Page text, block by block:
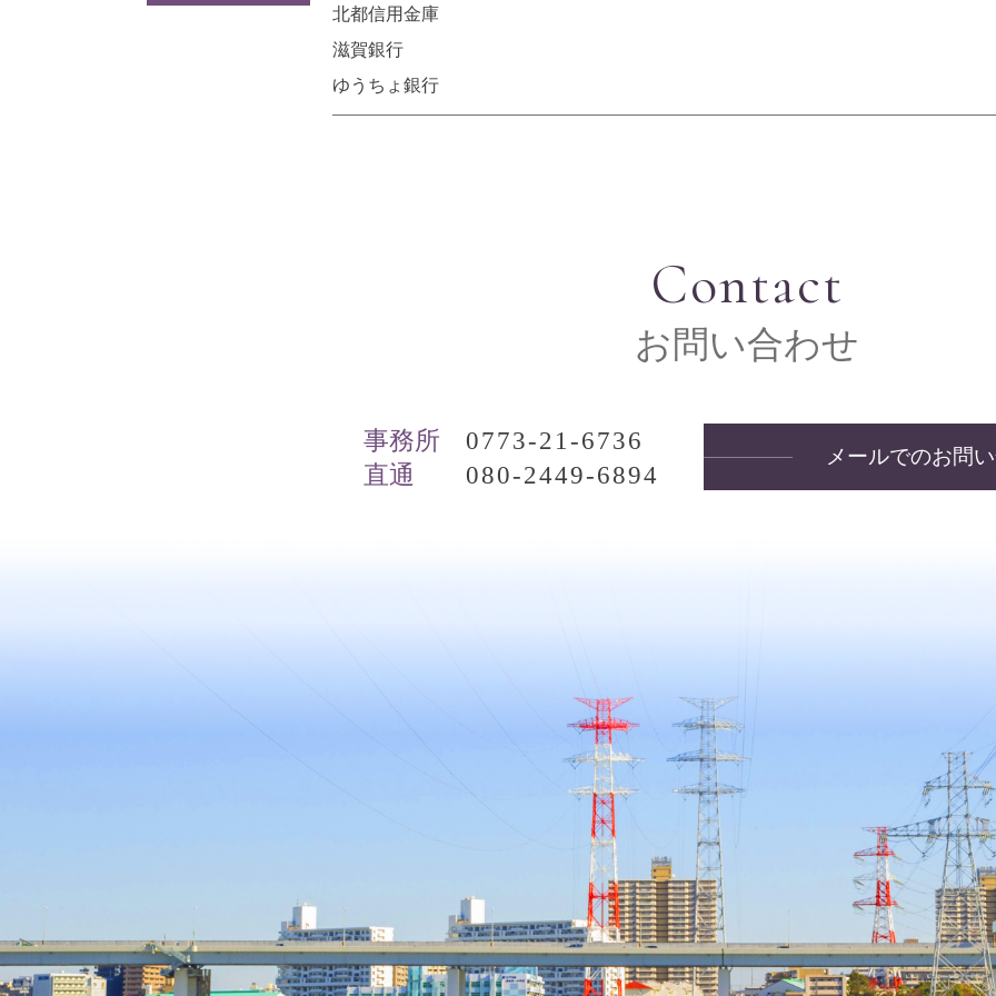
北都信用金庫
滋賀銀行
ゆうちょ銀行
Contact
お問い合わせ
事務所
0773-21-6736
直通
080-2449-6894
メールでのお問